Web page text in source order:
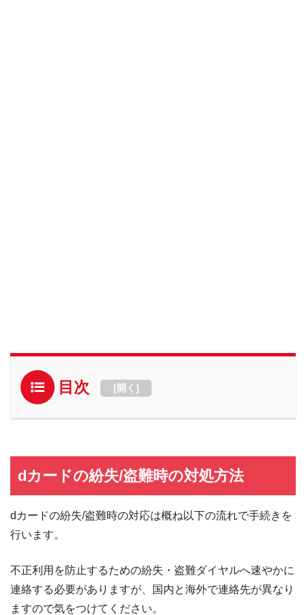
目次 [開く ]
dカードの紛失/盗難時の対処方法
dカードの紛失/盗難時の対応は概ね以下の流れで手続きを
行います。
不正利用を防止するための紛失・盗難ダイヤルへ速やかに
連絡する必要がありますが、国内と海外で連絡先が異なり
ますので気をつけてください。